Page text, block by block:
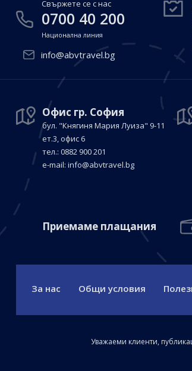
Свържете се с нас
0700 40 200
Национална линия
info@abvtravel.bg
Офис гр. София
бул. "Княгиня Мария Луиза" 9-11
ет.3, офис 6
тел.: 0882 900 201
е-mail: info@abvtravel.bg
Приемaме плащания
За нас Общи условия
Уважаеми клиенти,